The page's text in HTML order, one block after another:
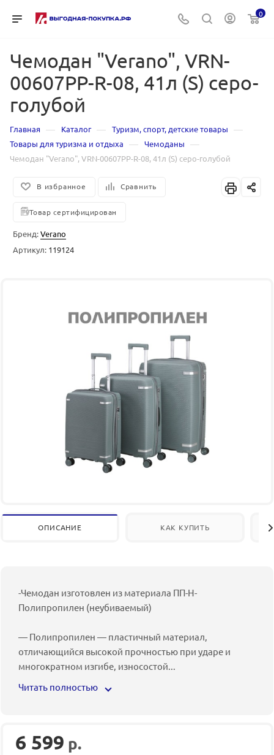
0
Чемодан "Verano", VRN-
00607PP-R-08, 41л (S) серо-
голубой
Главная — Каталог — Туризм, спорт, детские товары —
Товары для туризма и отдыха — Чемоданы —
Чемодан "Verano", VRN-00607PP-R-08, 41л (S) серо-голубой
В избранное Сравнить
Товар сертифицирован
Бренд:Verano
Артикул: 119124
ОПИСАНИЕ КАК КУПИТЬ
-Чемодан изготовлен из материала ПП-Н-
Полипропилен (неубиваемый)
— Полипропилен — пластичный материал,
отличающийся высокой прочностью при ударе и
многократном изгибе, износостой...
Читать полностью
6 599 р.